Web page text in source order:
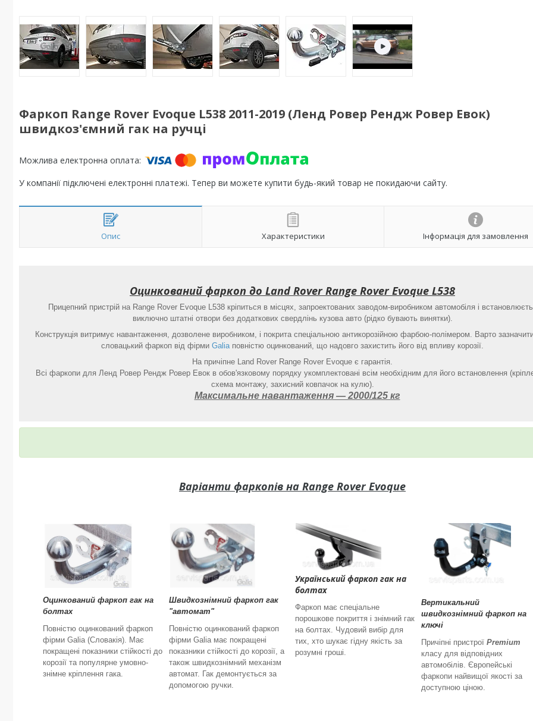
Фаркоп Range Rover Evoque L538 2011-2019 (Ленд Ровер Рендж Ровер Евок)
швидкоз'ємний гак на ручці
У компанії підключені електронні платежі. Тепер ви можете купити будь-який товар не покидаючи сайту.
Опис Характеристики Інформація для замовлення
Оцинкований фаркоп до Land Rover Range Rover Evoque L538
Прицепний пристрій на Range Rover Evoque L538 кріпиться в місцях, запроектованих заводом-виробником автомобіля і
виключно штатні отвори без додаткових свердлінь кузова авто (рідко бувають винятки).
Конструкція витримує навантаження, дозволене виробником, і покрита спеціальною антикорозійною фарбою-полімером. Варто
словацький фаркоп від фірми Galiaповністю оцинкований, що надовго захистить його від впливу корозії.
На причіпне Land Rover Range Rover Evoque є гарантія.
Всі фаркопи для Ленд Ровер Рендж Ровер Евок в обов'язковому порядку укомплектовані всім необхідним для його встановлення
схема монтажу, захисний ковпачок на кулю).
Максимальне навантаження ― 2000/125 кг
Варіанти фаркопів на Range Rover Evoque
Оцинкований фаркоп гак на
болтах
Повністю оцинкований фаркоп
фірми Galia (Словакія). Має
покращені показники стійкості до
корозії та популярне умовно-
знімне кріплення гака.
Швидкознімний фаркоп гак
"автомат"
Повністю оцинкований фаркоп
фірми Galia має покращені
показники стійкості до корозії, а
також швидкознімний механізм
автомат. Гак демонтується за
допомогою ручки.
Український фаркоп гак на
болтах
Фаркоп має спеціальне
порошкове покриття і знімний гак
на болтах. Чудовий вибір для
тих, хто шукає гідну якість за
розумні гроші.
Вертикальний
швидкознімний фаркоп на
ключі
Причіпні пристрої Premium
класу для відповідних
автомобілів. Європейські
фаркопи найвищої якості за
доступною ціною.